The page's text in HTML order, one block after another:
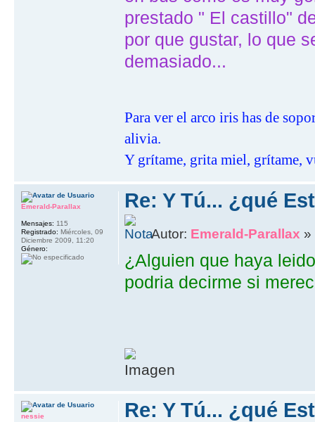
prestado " El castillo"
por que gustar, lo que
demasiado...
Para ver el arco iris has de
alivia.
Y grítame, grita miel, grítame,
Re: Y Tú... ¿qué
Autor: Emerald-Parallax »
¿Alguien que haya
podria decirme si
Emerald-Parallax
Mensajes: 115
Registrado: Miércoles, 09
Diciembre 2009, 11:20
Género:
Re: Y Tú... ¿qué
nessie